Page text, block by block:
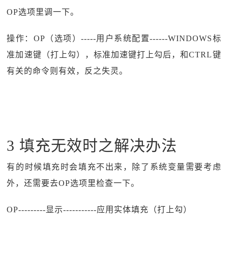
OP选项里调一下。
操作：OP（选项）-----用户系统配置------WINDOWS标
准加速键（打上勾），标准加速键打上勾后，和CTRL键
有关的命令则有效，反之失灵。
3 填充无效时之解决办法
有的时候填充时会填充不出来，除了系统变量需要考虑
外，还需要去OP选项里检查一下。
OP---------显示-----------应用实体填充（打上勾）